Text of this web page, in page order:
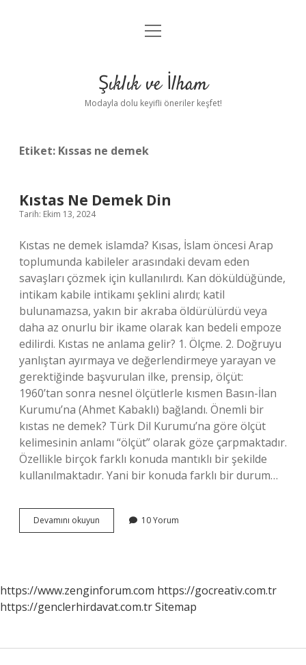
Anasayfa
Yasal Uyarı
menüyü
Şıklık ve İlham
Modayla dolu keyifli öneriler keşfet!
Etiket: Kıssas ne demek
Kıstas Ne Demek Din
Tarih: Ekim 13, 2024
Kıstas ne demek islamda? Kısas, İslam öncesi Arap
toplumunda kabileler arasındaki devam eden
savaşları çözmek için kullanılırdı. Kan döküldüğünde,
intikam kabile intikamı şeklini alırdı; katil
bulunamazsa, yakın bir akraba öldürülürdü veya
daha az onurlu bir ikame olarak kan bedeli empoze
edilirdi. Kıstas ne anlama gelir? 1. Ölçme. 2. Doğruyu
yanlıştan ayırmaya ve değerlendirmeye yarayan ve
gerektiğinde başvurulan ilke, prensip, ölçüt: ​​
1960’tan sonra nesnel ölçütlerle kısmen Basın-İlan
Kurumu’na (Ahmet Kabaklı) bağlandı. Önemli bir
kıstas ne demek? Türk Dil Kurumu’na göre ölçüt
kelimesinin anlamı “ölçüt” olarak göze çarpmaktadır.
Özellikle birçok farklı konuda mantıklı bir şekilde
kullanılmaktadır. Yani bir konuda farklı bir durum…
Devamını okuyun
Ne
10 Yorum
https://www.zenginforum.com https://gocreativ.com.tr
https://genclerhirdavat.com.trSitemap